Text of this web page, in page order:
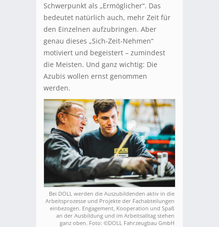
Schwerpunkt als „Ermöglicher“. Das
bedeutet natürlich auch, mehr Zeit für
den Einzelnen aufzubringen. Aber
genau dieses „Sich-Zeit-Nehmen“
motiviert und begeistert – zumindest
die Meisten. Und ganz wichtig: Die
Azubis wollen ernst genommen
werden.
Bei DOLL werden die Auszubildenden aktiv in die
Arbeitsprozesse und Projekte der Fachabteilungen
einbezogen. Engagement, Kooperation und Spaß
an der Ausbildung und im Arbeitsalltag stehen
ganz oben. Foto: ©DOLL Fahrzeugbau GmbH